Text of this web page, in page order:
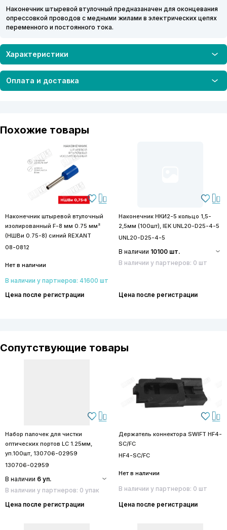
Наконечник штыревой втулочный предназаначен для оконцевания
опрессовкой проводов с медными жилами в электрических цепях
переменного и постоянного тока.
Характеристики
Оплата и доставка
Похожие товары
Наконечник штыревой втулочный
изолированный F-8 мм 0.75 мм²
(НШВи 0.75-8) синий REXANT
08-0812
Нет в наличии
В наличии у партнеров: 41600 шт
Цена после регистрации
Наконечник НКИ2-5 кольцо 1,5-
2,5мм (100шт), IEK UNL20-D25-4-5
UNL20-D25-4-5
В наличии 10100 шт.
В наличии у партнеров: 0 шт
Цена после регистрации
Сопутствующие товары
Набор палочек для чистки
оптических портов LC 1.25мм,
уп.100шт, 130706-02959
130706-02959
В наличии 6 уп.
В наличии у партнеров: 0 упак
Цена после регистрации
Держатель коннектора SWIFT HF4-
SC/FC
HF4-SC/FC
Нет в наличии
В наличии у партнеров: 0 шт
Цена после регистрации